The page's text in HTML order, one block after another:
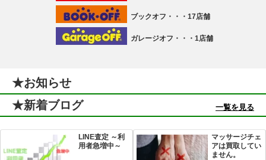
ブックオフ・・・17店舗
ガレージオフ・・・1店舗
★お知らせ
一覧を見る
★新着ブログ
LINE査定 ～利
用者急増中～
マッサージチェ
アは買取してい
ません。